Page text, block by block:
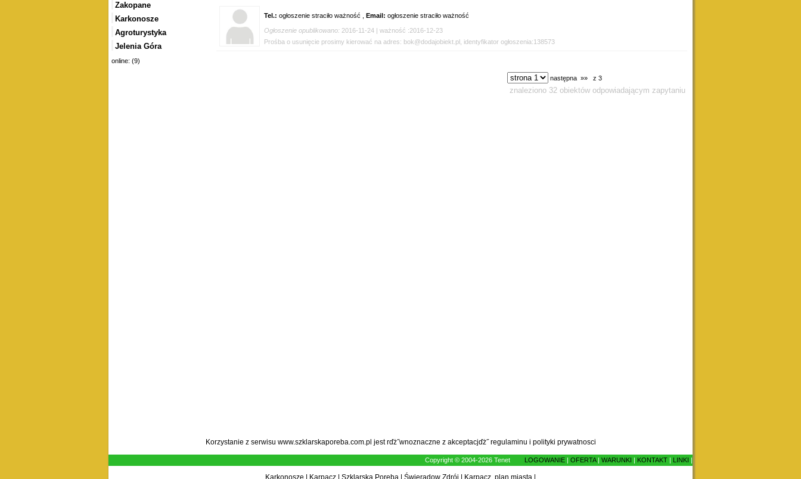
Zakopane
Karkonosze
Agroturystyka
Jelenia Góra
online: (9)
Tel.: ogłoszenie straciło ważność , Email: ogłoszenie straciło ważność
Ogłoszenie opublikowano: 2016-11-24 | ważność :2016-12-23
Prośba o usunięcie prosimy kierować na adres: bok@dodajobiekt.pl, identyfikator ogłoszenia:138573
następna »» z 3
znaleziono 32 obiektów odpowiadającym zapytaniu
Korzystanie z serwisu www.szklarskaporeba.com.pl jest rďż˝wnoznaczne z akceptacjďż˝regulaminu i polityki prywatnosci
Copyright © 2004-2026 Tenet LOGOWANIE | OFERTA| WARUNKI | KONTAKT | LINKI |
Karkonosze Karpacz Szklarska Poręba Świeradow Zdrój Karpacz, plan miasta